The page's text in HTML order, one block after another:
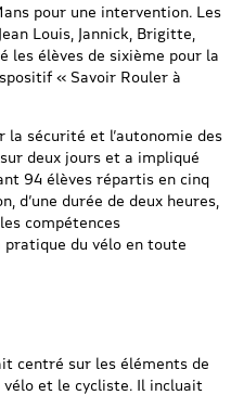
pour une intervention. Les
Louis, Jannick, Brigitte,
les élèves de sixième pour la
« Savoir Rouler à
sécurité et l’autonomie des
deux jours et a impliqué
94 élèves répartis en cinq
d’une durée de deux heures,
compétences
du vélo en toute
centré sur les éléments de
et le cycliste. Il incluait